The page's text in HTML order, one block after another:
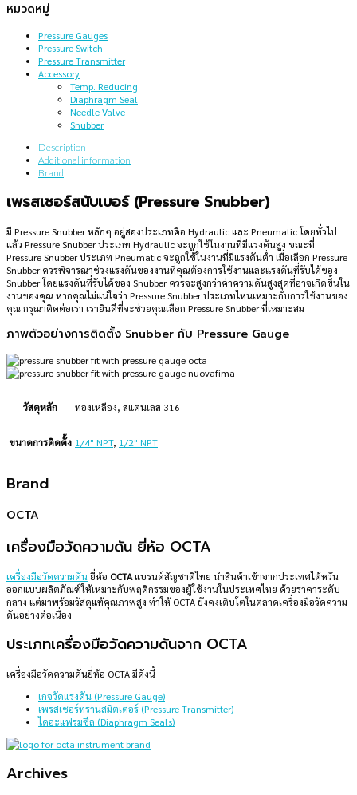
หมวดหมู่
Pressure Gauges
Pressure Switch
Pressure Transmitter
Accessory
Temp. Reducing
Diaphragm Seal
Needle Valve
Snubber
Description
Additional information
Brand
เพรสเชอร์สนับเบอร์ (Pressure Snubber)
มี Pressure Snubber หลักๆ อยู่สองประเภทคือ Hydraulic และ Pneumatic โดยทั่วไป
แล้ว Pressure Snubber ประเภท Hydraulic จะถูกใช้ในงานที่มีแรงดันสูง ขณะที่
Pressure Snubber ประเภท Pneumatic จะถูกใช้ในงานที่มีแรงดันต่ำ เมื่อเลือก Pressure
Snubber ควรพิจารณาช่วงแรงดันของงานที่คุณต้องการใช้งานและแรงดันที่รับได้ของ
Snubber โดยแรงดันที่รับได้ของ Snubber ควรจะสูงกว่าค่าความดันสูงสุดที่อาจเกิดขึ้นใน
งานของคุณ หากคุณไม่แน่ใจว่า Pressure Snubber ประเภทไหนเหมาะกับการใช้งานของ
คุณ กรุณาติดต่อเรา เรายินดีที่จะช่วยคุณเลือก Pressure Snubber ที่เหมาะสม
ภาพตัวอย่างการติดตั้ง Snubber กับ Pressure Gauge
วัสดุหลัก ทองเหลือง, สแตนเลส 316
ขนาดการติดตั้ง 1/4" NPT, 1/2" NPT
Brand
OCTA
เครื่องมือวัดความดัน ยี่ห้อ OCTA
เครื่องมือวัดความดันยี่ห้อ OCTAแบรนด์สัญชาติไทย นำสินค้าเข้าจากประเทศไต้หวัน
ออกแบบผลิตภัณฑ์ให้เหมาะกับพฤติกรรมของผู้ใช้งานในประเทศไทย ด้วยราคาระดับ
กลาง แต่มาพร้อมวัสดุแท้คุณภาพสูง ทำให้ OCTA ยังคงเติบโตในตลาดเครื่องมือวัดความ
ดันอย่างต่อเนื่อง
ประเภทเครื่องมือวัดความดันจาก OCTA
เครื่องมือวัดความดันยี่ห้อ OCTA มีดังนี้
เกจวัดแรงดัน (Pressure Gauge)
เพรสเชอร์ทรานสมิตเตอร์ (Pressure Transmitter)
ไดอะแฟรมซีล (Diaphragm Seals)
Archives